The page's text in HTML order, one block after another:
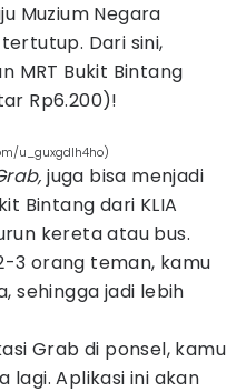
Muzium Negara
Dari sini,
MRT Bukit Bintang
Rp6.200)!
u_guxgdlh4ho)
juga bisa menjadi
Bintang dari KLIA
kereta atau bus.
3 orang teman, kamu
sehingga jadi lebih
Grab di ponsel, kamu
lagi. Aplikasi ini akan